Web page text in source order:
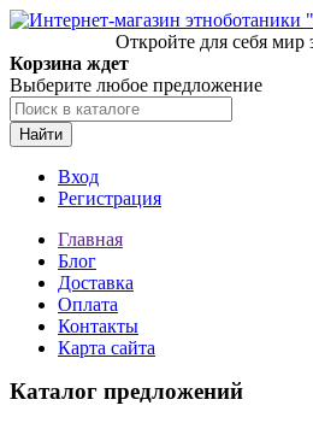
Откройте для себя мир
Корзина ждет
Выберите любое предложение
Найти
Вход
Регистрация
Главная
Блог
Доставка
Оплата
Контакты
Карта сайта
Каталог предложений